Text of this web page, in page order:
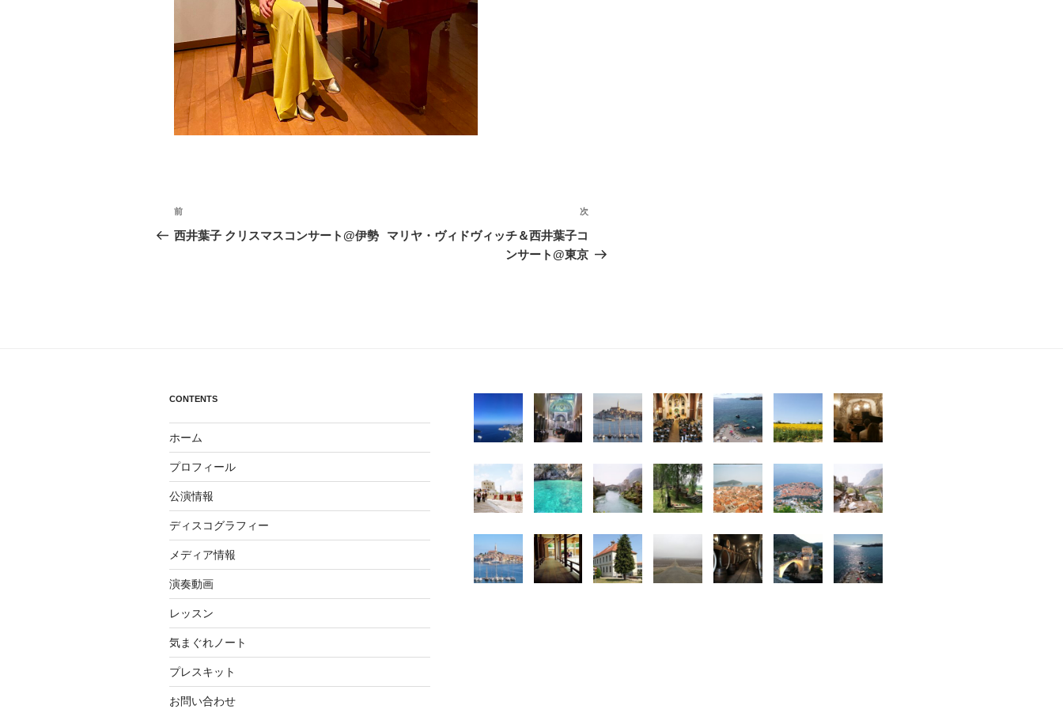
投
稿
ョ
ン
前
の
前
西井葉子 クリスマスコンサート@伊勢
次
投
次
マリヤ・ヴィドヴィッチ＆西井葉子コ
ンサート@東京
CONTENTS
ホーム
プロフィール
公演情報
ディスコグラフィー
メディア情報
演奏動画
レッスン
気まぐれノート
プレスキット
お問い合わせ